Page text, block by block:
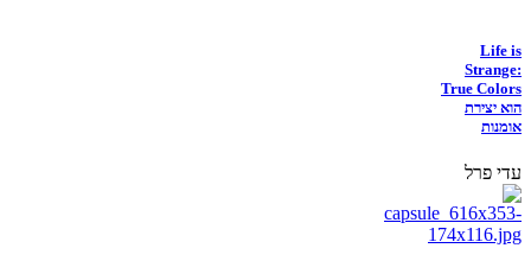
Life is
Strange:
True Colors
הוא יצירת
אומנות
עדי פרל